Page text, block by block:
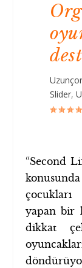
Slider,
“Second
yapan bir
dikkat